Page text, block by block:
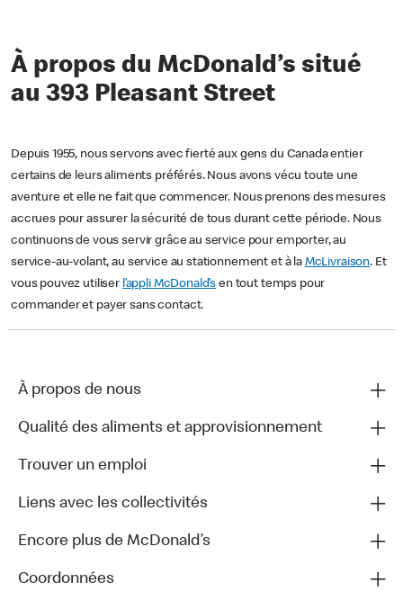
À propos du McDonald’s situé
au 393 Pleasant Street
Depuis 1955, nous servons avec fierté aux gens du Canada entier
certains de leurs aliments préférés. Nous avons vécu toute une
aventure et elle ne fait que commencer. Nous prenons des mesures
accrues pour assurer la sécurité de tous durant cette période. Nous
continuons de vous servir grâce au service pour emporter, au
service-au-volant, au service au stationnement et à la McLivraison. Et
vous pouvez utiliser l’appli McDonald’s en tout temps pour
commander et payer sans contact.
À propos de nous
Qualité des aliments et approvisionnement
Trouver un emploi
Liens avec les collectivités
Encore plus de McDonald’s
Coordonnées